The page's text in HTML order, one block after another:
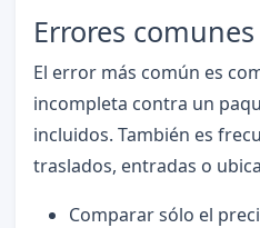
Errores
El error más común es
incompleta contra un
incluidos. También es
traslados, entradas o
Comparar sólo el